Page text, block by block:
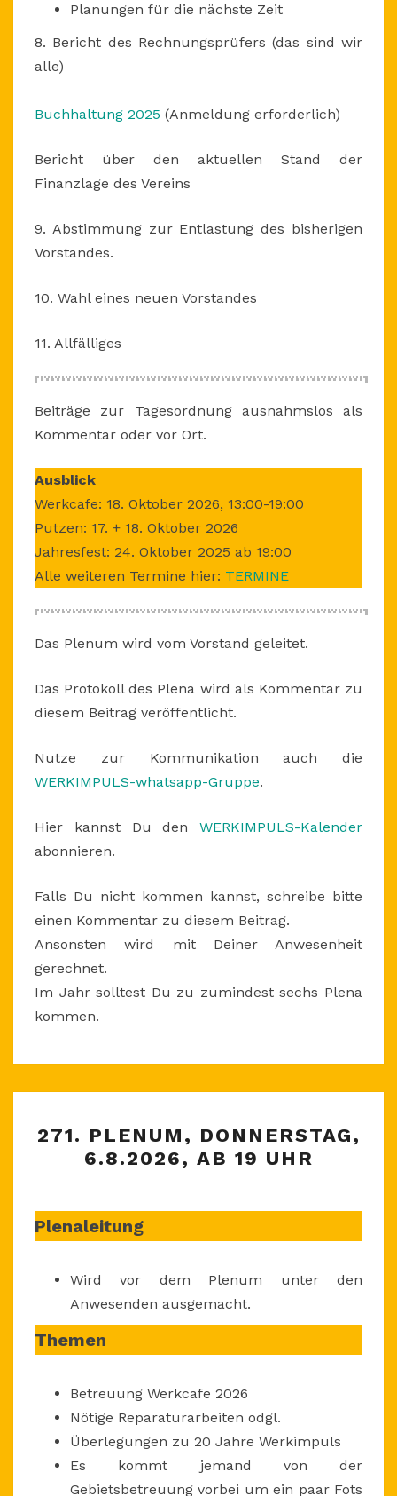
Planungen für die nächste Zeit
8. Bericht des Rechnungsprüfers (das sind wir
alle)
Buchhaltung 2025 (Anmeldung erforderlich)
Bericht über den aktuellen Stand der
Finanzlage des Vereins
9. Abstimmung zur Entlastung des bisherigen
Vorstandes.
10. Wahl eines neuen Vorstandes
11. Allfälliges
Beiträge zur Tagesordnung ausnahmslos als
Kommentar oder vor Ort.
Ausblick
Werkcafe: 18. Oktober 2026, 13:00-19:00
Putzen: 17. + 18. Oktober 2026
Jahresfest: 24. Oktober 2025 ab 19:00
Alle weiteren Termine hier: TERMINE
Das Plenum wird vom Vorstand geleitet.
Das Protokoll des Plena wird als Kommentar zu
diesem Beitrag veröffentlicht.
Nutze zur Kommunikation auch die
WERKIMPULS-whatsapp-Gruppe.
Hier kannst Du den WERKIMPULS-Kalender
abonnieren.
Falls Du nicht kommen kannst, schreibe bitte
einen Kommentar zu diesem Beitrag.
Ansonsten wird mit Deiner Anwesenheit
gerechnet.
Im Jahr solltest Du zu zumindest sechs Plena
kommen.
PLENUM,
DONNERSTAG,
AB
19
271. PLENUM, DONNERSTAG,
6.8.2026, AB 19 UHR
Plenaleitung
Wird vor dem Plenum unter den
Anwesenden ausgemacht.
Themen
Betreuung Werkcafe 2026
Nötige Reparaturarbeiten odgl.
Überlegungen zu 20 Jahre Werkimpuls
Es kommt jemand von der
Gebietsbetreuung vorbei um ein paar Fots